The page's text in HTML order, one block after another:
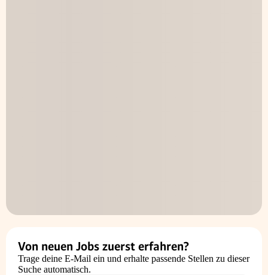
Von neuen Jobs zuerst erfahren?
Trage deine E-Mail ein und erhalte passende Stellen zu dieser
Suche automatisch.